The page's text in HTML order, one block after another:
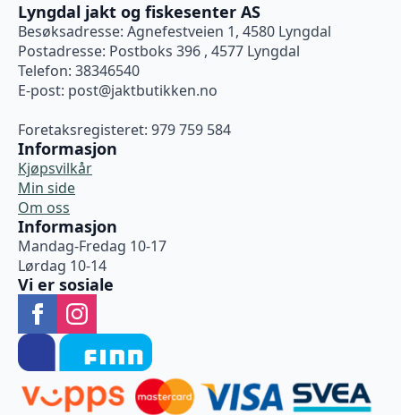
Lyngdal jakt og fiskesenter AS
Besøksadresse: Agnefestveien 1, 4580 Lyngdal
Postadresse: Postboks 396 , 4577 Lyngdal
Telefon: 38346540
E-post: post@jaktbutikken.no
Foretaksregisteret: 979 759 584
Informasjon
Kjøpsvilkår
Min side
Om oss
Informasjon
Mandag-Fredag 10-17
Lørdag 10-14
Vi er sosiale